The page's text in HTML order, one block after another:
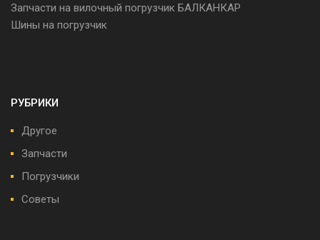
Запчасти на вилочный погрузчик БАЛКАНКАР
Шины на погрузчик
РУБРИКИ
Другое
Запчасти
Погрузчики
Советы